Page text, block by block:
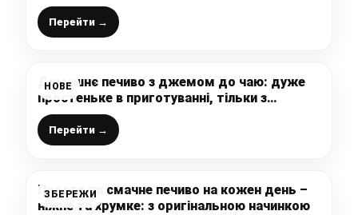
Перейти →
НОВЕ
Домашнє печиво з джемом до чаю: дуже
простеньке в приготуванні, тільки з
доступних інгредієнтів, а виходить
неймовірно смачно і ніжно
Перейти →
ЗБЕРЕЖИ
Просте та смачне печиво на кожен день –
ніжне та хрумке: з оригінальною начинкою